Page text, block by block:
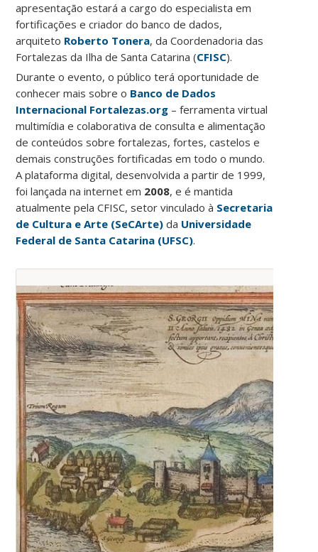
apresentação estará a cargo do especialista em
fortificações e criador do banco de dados,
arquiteto Roberto Tonera, da Coordenadoria das
Fortalezas da Ilha de Santa Catarina (CFISC).
Durante o evento, o público terá oportunidade de
conhecer mais sobre o Banco de Dados
Internacional Fortalezas.org – ferramenta virtual
multimídia e colaborativa de consulta e alimentação
de conteúdos sobre fortalezas, fortes, castelos e
demais construções fortificadas em todo o mundo.
A plataforma digital, desenvolvida a partir de 1999,
foi lançada na internet em 2008, e é mantida
atualmente pela CFISC, setor vinculado à Secretaria
de Cultura e Arte (SeCArte) da Universidade
Federal de Santa Catarina (UFSC).